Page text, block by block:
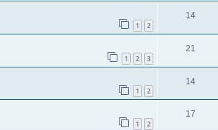
1 2
14
1 2 3
21
1 2
14
1 2
17